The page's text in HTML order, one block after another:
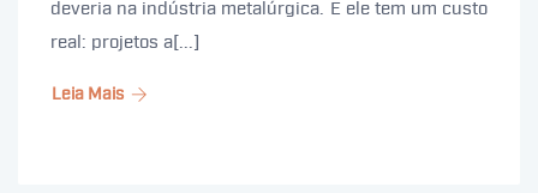
deveria na indústria metalúrgica. E ele tem um custo
real: projetos a[...]
Leia Mais